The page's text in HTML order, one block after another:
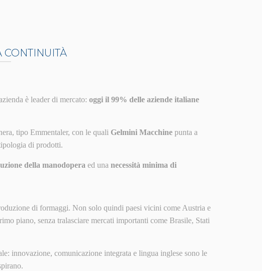
CONTINUITÀ
è leader di mercato: oggi il 99% delle aziende italiane
tipo Emmentaler, con le quali Gelmini Macchine punta a
di prodotti.
della manodopera ed una necessità minima di
di formaggi. Non solo quindi paesi vicini come Austria e
piano, senza tralasciare mercati importanti come Brasile, Stati
innovazione, comunicazione integrata e lingua inglese sono le